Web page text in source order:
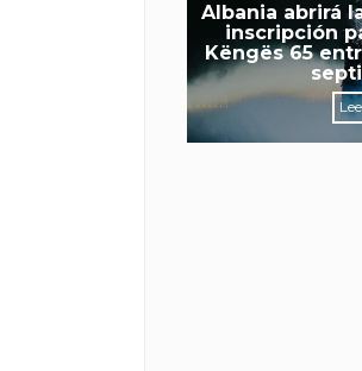
Albania abrirá
inscripción
Këngës 65